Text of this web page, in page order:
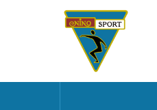
Skip to content
Skip to navigation